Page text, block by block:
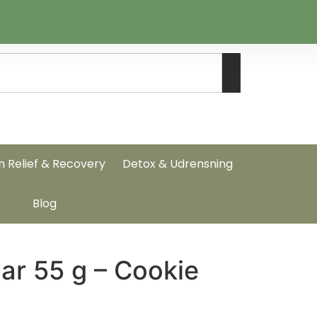
Relief & Recovery Detox & Udrensning
Blog
55 g – Cookie